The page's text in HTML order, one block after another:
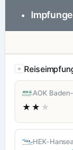
•
AOK
★★ ★
HEK-